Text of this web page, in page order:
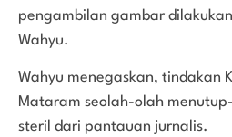
pengambilan gambar
Wahyu.
Wahyu menegaskan, tindakan
Mataram seolah-olah
steril dari pantauan jurnalis.